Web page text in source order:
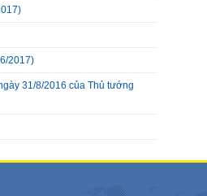
2017)
31/8/2016 của Thủ tướng